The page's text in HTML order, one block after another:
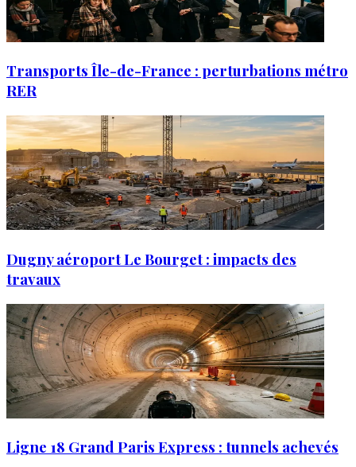
Transports Île-de-France : perturbations métro
RER
Dugny aéroport Le Bourget : impacts des
travaux
Ligne 18 Grand Paris Express : tunnels achevés